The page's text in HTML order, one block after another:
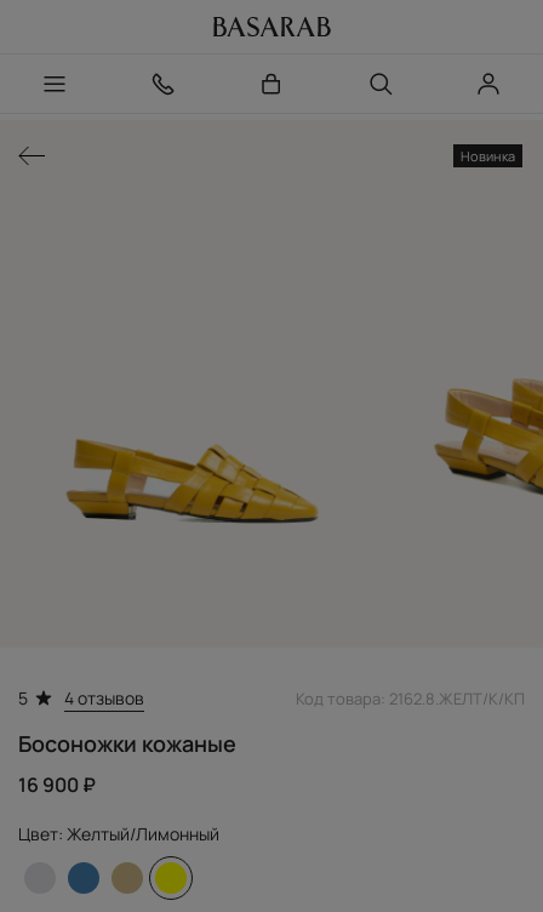
5 4 отзывов Код товара: 2162.8.ЖЕЛТ/К/КП
Босоножки кожаные
16 900 ₽
Цвет: Желтый/Лимонный
Новинка